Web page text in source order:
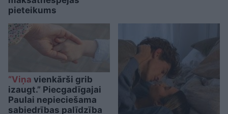
pieteikums
“Viņa vienkārši grib
izaugt.” Piecgadīgajai
Paulai nepieciešama
sabiedrības palīdzība